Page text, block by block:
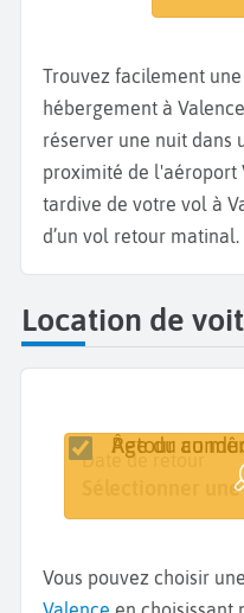
Trouvez facilement
hébergement à
réserver une nuit dans
proximité de l'aéroport
tardive de votre vol à
d’un vol retour matinal.
Location de
Lieu de retrait
Date de retrait
Sélectionner
Date de retour
Sélectionner
Retour au
Âge du
Vous pouvez choisir une